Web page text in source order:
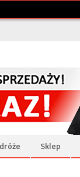
Sklep